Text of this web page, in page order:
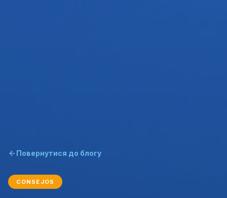
Повернутися до блогу
CONSEJOS